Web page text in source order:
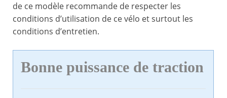
de ce modèle recommande de respecter les
conditions d’utilisation de ce vélo et surtout les
conditions d’entretien.
Bonne puissance de traction